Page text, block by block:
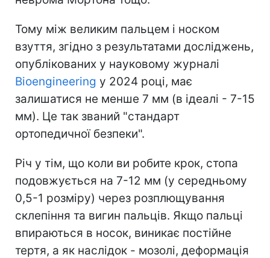
Тому між великим пальцем і носком
взуття, згідно з результатами досліджень,
опублікованих у науковому журналі
Bioengineering у 2024 році, має
залишатися не менше 7 мм (в ідеалі - 7-15
мм). Це так званий "стандарт
ортопедичної безпеки".
Річ у тім, що коли ви робите крок, стопа
подовжується на 7-12 мм (у середньому
0,5-1 розміру) через розплющування
склепіння та вигин пальців. Якщо пальці
впираються в носок, виникає постійне
тертя, а як наслідок - мозолі, деформація